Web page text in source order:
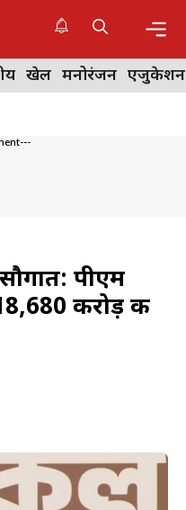
खेल मनोरंजन एजुकेशन
पीएम
करोड़ की